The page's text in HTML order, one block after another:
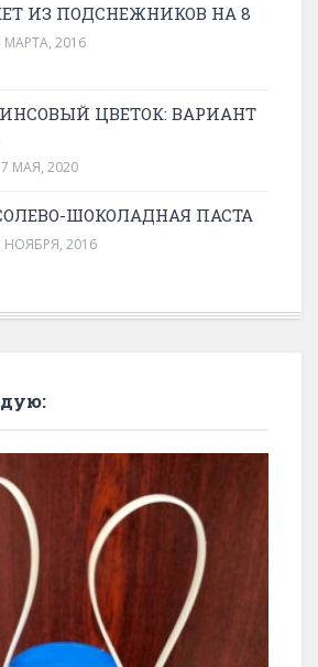
ИЗ ПОДСНЕЖНИКОВ НА 8
МАРТА, 2016
ЦВЕТОК: ВАРИАНТ
МАЯ, 2020
ШОКОЛАДНАЯ ПАСТА
НОЯБРЯ, 2016